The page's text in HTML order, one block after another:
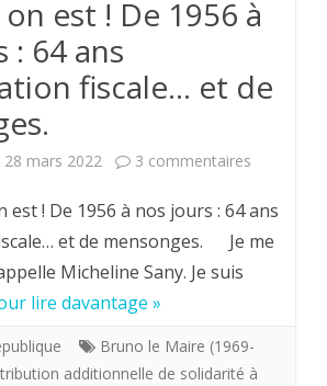
est ! De 1956 à
: 64 ans
fiscale… et de
28 mars 2022 3 commentaires
où
!
! De 1956 à nos jours : 64 ans
et de mensonges. Je me
Micheline Sany. Je suis
lire davantage »
Bruno le Maire (1969-
additionnelle de solidarité à